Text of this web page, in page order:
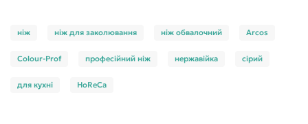
ніж ніж для заколювання ніж обвалочний Arcos
Colour-Prof професійний ніж нержавійка сірий
для кухні HoReCa